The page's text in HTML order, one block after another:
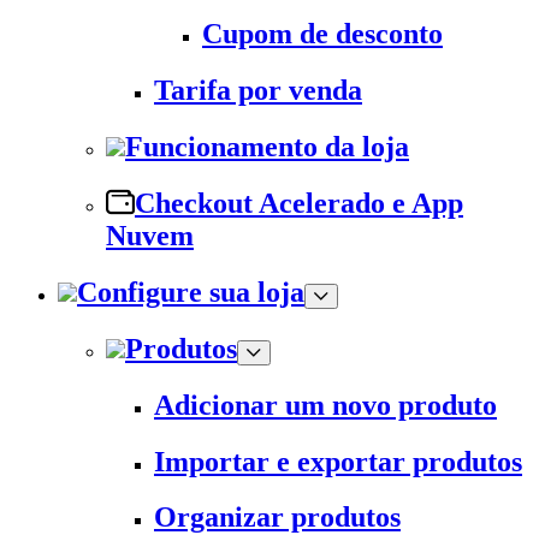
Cupom de desconto
Tarifa por venda
Funcionamento da loja
Checkout Acelerado e App
Nuvem
Configure sua loja
Produtos
Adicionar um novo produto
Importar e exportar produtos
Organizar produtos